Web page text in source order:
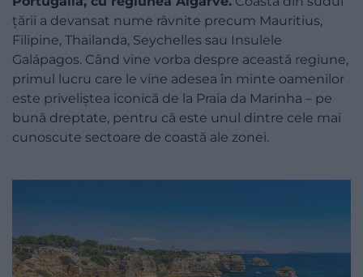
țării a devansat nume râvnite precum Mauritius,
Filipine, Thailanda, Seychelles sau Insulele
Galápagos. Când vine vorba despre această regiune,
primul lucru care le vine adesea în minte oamenilor
este priveliștea iconică de la Praia da Marinha – pe
bună dreptate, pentru că este unul dintre cele mai
cunoscute sectoare de coastă ale zonei.